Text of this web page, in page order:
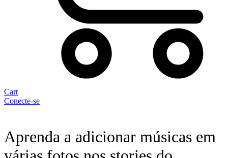
Cart
Conecte-se
Aprenda a adicionar músicas em